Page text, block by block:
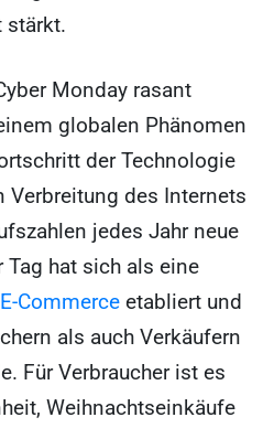
stärkt.
Monday rasant
globalen Phänomen
der Technologie
Verbreitung des Internets
jedes Jahr neue
Tag hat sich als eine
E-Commerce etabliert und
als auch Verkäufern
Für Verbraucher ist es
Weihnachtseinkäufe